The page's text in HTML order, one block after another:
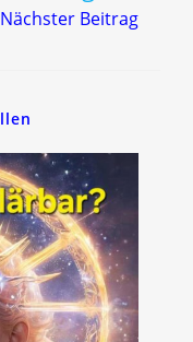
Nächster Beitrag